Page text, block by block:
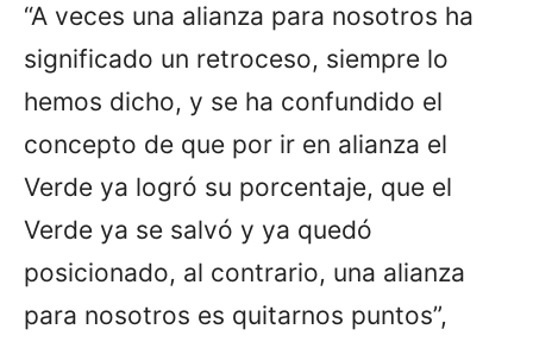
“A veces una alianza para nosotros ha
significado un retroceso, siempre lo
hemos dicho, y se ha confundido el
concepto de que por ir en alianza el
Verde ya logró su porcentaje, que el
Verde ya se salvó y ya quedó
posicionado, al contrario, una alianza
para nosotros es quitarnos puntos”,